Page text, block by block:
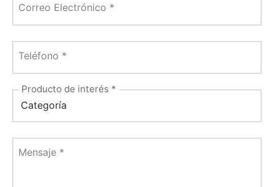
Correo Electrónico *
Teléfono *
Producto de interés *
Mensaje *